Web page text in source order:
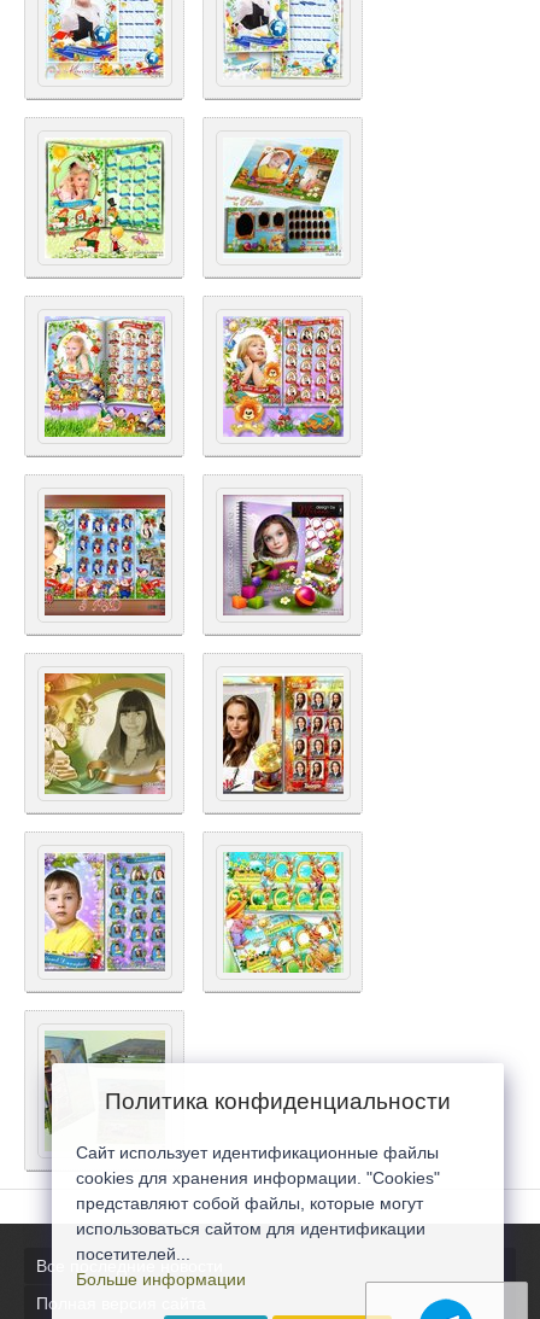
Все последние новости
Полная версия сайта
Политика конфиденциальности
Сайт использует идентификационные файлы
cookies для хранения информации. "Cookies"
представляют собой файлы, которые могут
использоваться сайтом для идентификации
посетителей...
Больше информации